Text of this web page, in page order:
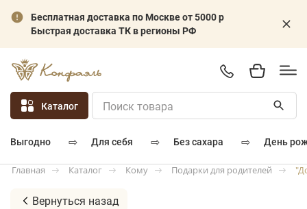
Бесплатная доставка по Москве от 5000 р
Быстрая доставка ТК в регионы РФ
Каталог
выгодно ⇨ для себя ⇨ без сахара ⇨ день
Главная Каталог Кому Подарки для родителей
Вернуться назад